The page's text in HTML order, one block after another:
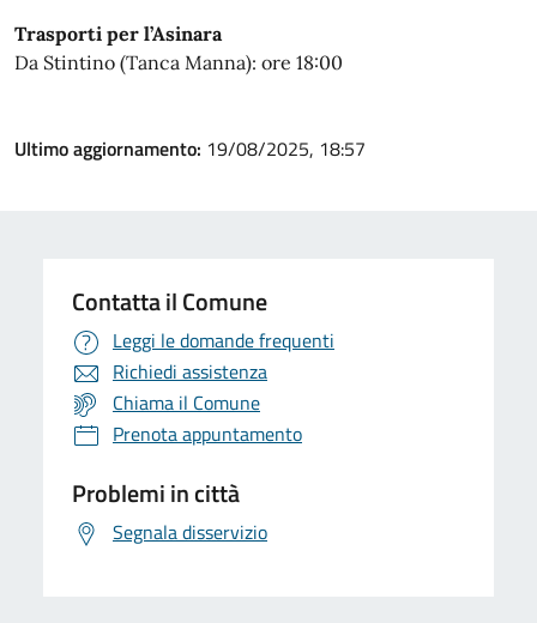
Trasporti per l’Asinara
Da Stintino (Tanca Manna): ore 18:00
Ultimo aggiornamento: 19/08/2025, 18:57
Contatta il Comune
Leggi le domande frequenti
Richiedi assistenza
Chiama il Comune
Prenota appuntamento
Problemi in città
Segnala disservizio